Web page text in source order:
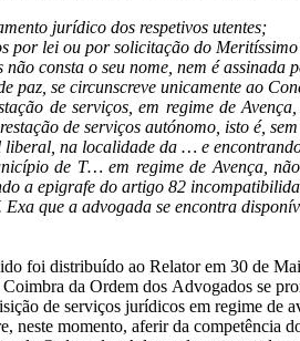
jurídico dos respetivos utentes;
por lei ou por solicitação do
consta o seu nome, nem é assinada
paz, se circunscreve unicamente ao
de serviços, em regime de
de serviços autónomo, isto é,
na localidade da … e
de T… em regime de Avença,
a epigrafe do artigo 82
que a advogada se encontra
foi distribuído ao Relator em 30 de
da Ordem dos Advogados se
de serviços jurídicos em regime de
neste momento, aferir da